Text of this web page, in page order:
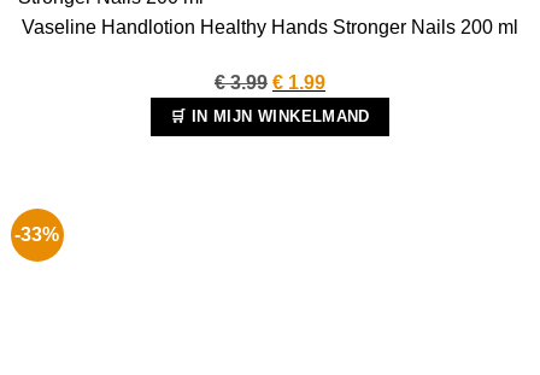
Vaseline Handlotion Healthy Hands Stronger Nails 200 ml
€3.99 Oorspronkelijke
prijs
was:
€ 1.99Huidige
prijs
is:
🛒 IN MIJN WINKELMAND
-33%